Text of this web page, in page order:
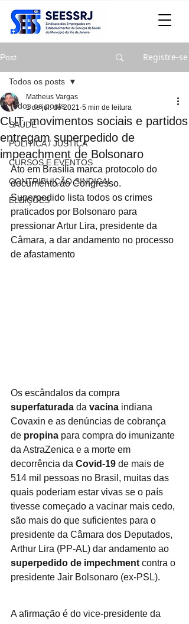
Post Registre-se
Todos os posts
SAÚDE
POLITICA / JUSTIÇA
CURSOS E EVENTOS
CONTRIBUIÇÃO SINDICAL
ELEIÇÕES
Todos os posts
CUT, movimentos sociais e partidos
entregam superpedido de
impeachment de Bolsonaro
Matheus Vargas
1 de jul. de 2021 5 min de leitura
Ato em Brasília marca protocolo do
documento ao Congresso.
Superpedido lista todos os crimes
praticados por Bolsonaro para
pressionar Artur Lira, presidente da
Câmara, a dar andamento no processo
de afastamento
Os escândalos da compra
superfaturada da vacina indiana
Covaxin e as denúncias de cobrança
de propina para compra do imunizante
da AstraZenica e a morte em
decorrência da Covid-19 de mais de
514 mil pessoas no Brasil, muitas das
quais poderiam estar vivas se o país
tivesse começado a vacinar mais cedo,
são mais do que suficientes para o
presidente da Câmara dos Deputados,
Arthur Lira (PP-AL) dar andamento ao
superpedido de impechment contra o
presidente Jair Bolsonaro (ex-PSL).
A afirmação é do vice-presidente da